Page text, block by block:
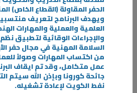
الحفر المقاولة (القطاع الخاص)
ويهدف البرنامج لتعريف
العلمية والعملية والمهارات
والإجراءات الوقائية لتطبيق
السلامة المهنية في مجال حفر
من اكتساب المهارات وصولاً
عمل متكامل، وقد تم ايقاف
جائحة كورونا وبإذن الله سيتم
نفط الكويت لإعادة تشغيله.